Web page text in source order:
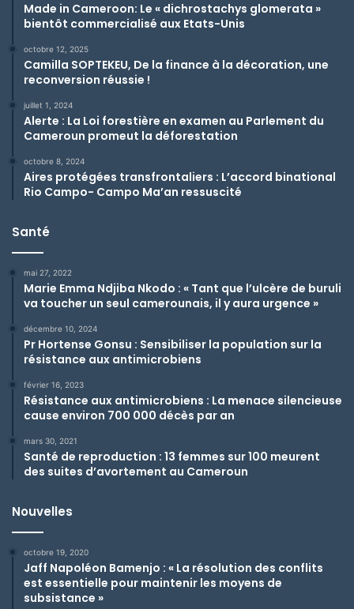
Made in Cameroon: Le « dichrostachys glomerata »
bientôt commercialisé aux Etats-Unis
octobre 12, 2025
Camilla SOPTEKEU, De la finance à la décoration, une
reconversion réussie !
juillet 1, 2024
Alerte : La Loi forestière en examen au Parlement du
Cameroun promeut la déforestation
octobre 8, 2024
Aires protégées transfrontaliers : L’accord binational
Rio Campo- Campo Ma’an ressuscité
Santé
mai 27, 2022
Marie Emma Ndjiba Nkodo : « Tant que l’ulcère de buruli
va toucher un seul camerounais, il y aura urgence »
décembre 10, 2024
Pr Hortense Gonsu : Sensibiliser la population sur la
résistance aux antimicrobiens
février 16, 2023
Résistance aux antimicrobiens : La menace silencieuse
cause environ 700 000 décès par an
mars 30, 2021
Santé de reproduction : 13 femmes sur 100 meurent
des suites d’avortement au Cameroun
Nouvelles
octobre 19, 2020
Jaff Napoléon Bamenjo : « La résolution des conflits
est essentielle pour maintenir les moyens de
subsistance »